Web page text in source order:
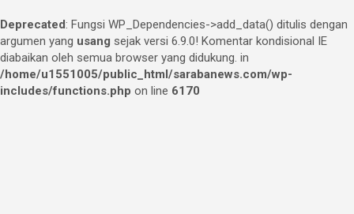
Deprecated: Fungsi WP_Dependencies->add_data() ditulis dengan
argumen yang usang sejak versi 6.9.0! Komentar kondisional IE
diabaikan oleh semua browser yang didukung. in
/home/u1551005/public_html/sarabanews.com/wp-
includes/functions.php on line 6170